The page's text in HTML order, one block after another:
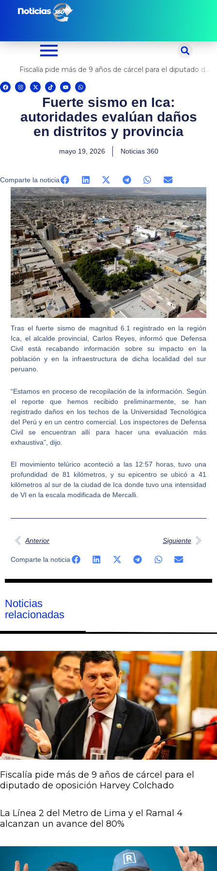
Fiscalía pide más de 9 años de cárcel para el diputado de oposición Harvey Colchado
F
a
c
I
n
s
r
a
X
-
t
t
e
T
i
k
t
o
Y
o
u
t
u
b
e
W
h
a
t
s
a
p
p
Fuerte sismo en Ica:
autoridades evalúan daños
en distritos y provincia
mayo 19, 2026 Noticias 360
Comparte la noticia
Tras el fuerte sismo de magnitud 6.1 registrado en la región
Ica, el alcalde provincial, Carlos Reyes, informó que Defensa
Civil está recabando información sobre su impacto en la
población y en la infraestructura de dicha localidad del sur
peruano.
“Estamos en proceso de recopilación de la información. Según
el reporte que hemos recibido preliminarmente, se han
registrado daños en los techos de la Universidad Tecnológica
del Perú y en un centro comercial. Los inspectores de Defensa
Civil se encuentran allí para hacer una evaluación más
exhaustiva”, dijo.
El movimiento telúrico aconteció a las 12:57 horas, tuvo una
profundidad de 81 kilómetros, y su epicentro se ubicó a 41
kilómetros al sur de la ciudad de Ica donde tuvo una intensidad
de VI en la escala modificada de Mercalli.
Ant
Anterior Siguiente
Comparte la noticia
Noticias
relacionadas
Fiscalía pide más de 9 años de cárcel para el
diputado de oposición Harvey Colchado
La Línea 2 del Metro de Lima y el Ramal 4
alcanzan un avance del 80%
Página
Página
Página
Página
Página